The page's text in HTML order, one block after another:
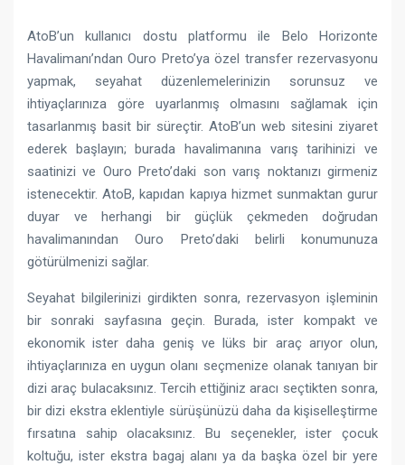
AtoB’un kullanıcı dostu platformu ile Belo Horizonte
Havalimanı’ndan Ouro Preto’ya özel transfer rezervasyonu
yapmak, seyahat düzenlemelerinizin sorunsuz ve
ihtiyaçlarınıza göre uyarlanmış olmasını sağlamak için
tasarlanmış basit bir süreçtir. AtoB’un web sitesini ziyaret
ederek başlayın; burada havalimanına varış tarihinizi ve
saatinizi ve Ouro Preto’daki son varış noktanızı girmeniz
istenecektir. AtoB, kapıdan kapıya hizmet sunmaktan gurur
duyar ve herhangi bir güçlük çekmeden doğrudan
havalimanından Ouro Preto’daki belirli konumunuza
götürülmenizi sağlar.
Seyahat bilgilerinizi girdikten sonra, rezervasyon işleminin
bir sonraki sayfasına geçin. Burada, ister kompakt ve
ekonomik ister daha geniş ve lüks bir araç arıyor olun,
ihtiyaçlarınıza en uygun olanı seçmenize olanak tanıyan bir
dizi araç bulacaksınız. Tercih ettiğiniz aracı seçtikten sonra,
bir dizi ekstra eklentiyle sürüşünüzü daha da kişiselleştirme
fırsatına sahip olacaksınız. Bu seçenekler, ister çocuk
koltuğu, ister ekstra bagaj alanı ya da başka özel bir yere